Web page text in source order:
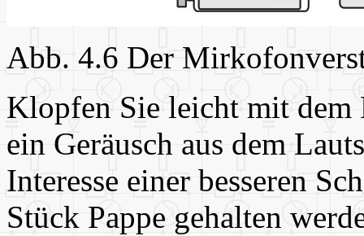
Abb. 4.6 Der
Klopfen Sie leicht mit
ein Geräusch aus dem
Interesse einer besseren
Stück Pappe gehalten